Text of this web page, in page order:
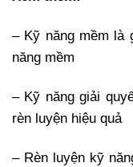
– Kỹ năng mềm là
năng mềm
– Kỹ năng giải
rèn luyện hiệu quả
– Rèn luyện kỹ